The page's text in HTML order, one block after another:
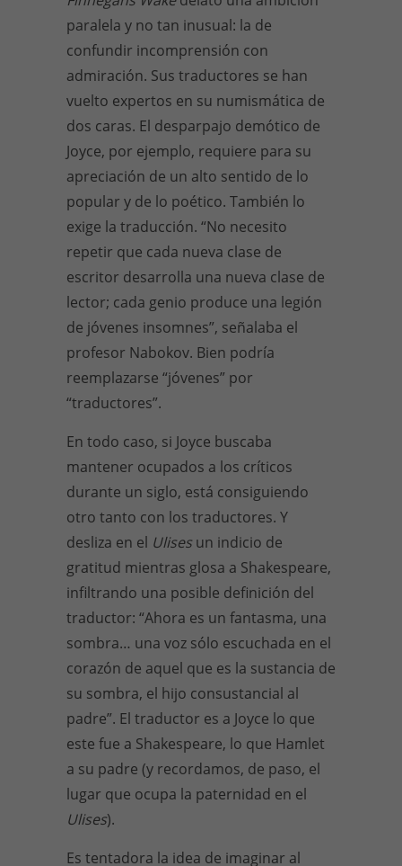
paralela y no tan inusual: la de
confundir incomprensión con
admiración. Sus traductores se han
vuelto expertos en su numismática de
dos caras. El desparpajo demótico de
Joyce, por ejemplo, requiere para su
apreciación de un alto sentido de lo
popular y de lo poético. También lo
exige la traducción. “No necesito
repetir que cada nueva clase de
escritor desarrolla una nueva clase de
lector; cada genio produce una legión
de jóvenes insomnes”, señalaba el
profesor Nabokov. Bien podría
reemplazarse “jóvenes” por
“traductores”.
En todo caso, si Joyce buscaba
mantener ocupados a los críticos
durante un siglo, está consiguiendo
otro tanto con los traductores. Y
desliza en el Ulises un indicio de
gratitud mientras glosa a Shakespeare,
infiltrando una posible definición del
traductor: “Ahora es un fantasma, una
sombra… una voz sólo escuchada en el
corazón de aquel que es la sustancia de
su sombra, el hijo consustancial al
padre”. El traductor es a Joyce lo que
este fue a Shakespeare, lo que Hamlet
a su padre (y recordamos, de paso, el
lugar que ocupa la paternidad en el
Ulises).
Es tentadora la idea de imaginar al